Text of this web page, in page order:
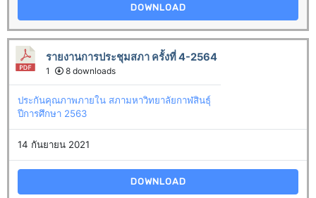
DOWNLOAD
รายงานการประชุมสภา ครั้งที่ 4-2564
1 8 downloads
ประกันคุณภาพภายใน สภามหาวิทยาลัยกาฬสินธุ์
ปีการศึกษา 2563
14 กันยายน 2021
DOWNLOAD